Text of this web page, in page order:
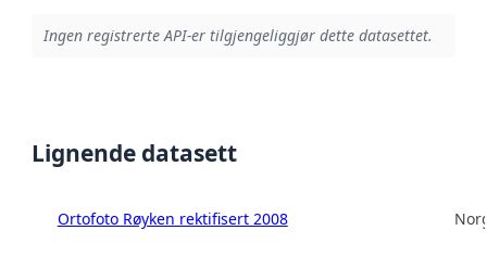
Ingen registrerte API-er tilgjengeliggjør dette datasettet.
Lignende datasett
Ortofoto Røyken rektifisert 2008